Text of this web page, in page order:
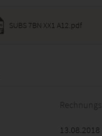
SUBS 7BN XX1 A12.pdf